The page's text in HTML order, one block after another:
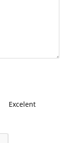
Excelent